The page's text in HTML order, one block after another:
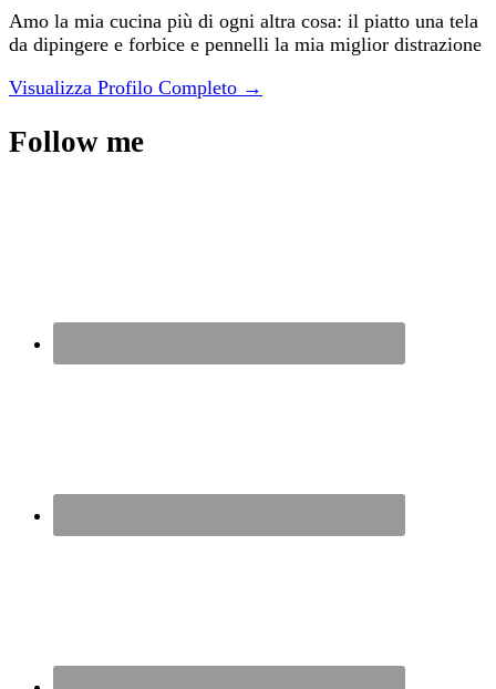
Amo la mia cucina più di ogni altra cosa: il piatto una tela
da dipingere e forbice e pennelli la mia miglior distrazione
Visualizza Profilo Completo →
Follow me